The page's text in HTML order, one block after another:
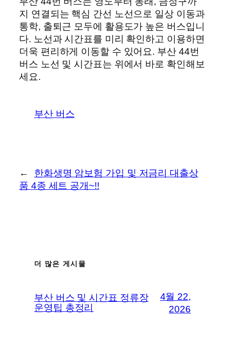
지 연결되는 핵심 간선 노선으로 일상 이동과
통학, 출퇴근 모두에 활용도가 높은 버스입니
다. 노선과 시간표를 미리 확인하고 이용하면
더욱 편리하게 이동할 수 있어요. 부산 44번
버스 노선 및 시간표는 위에서 바로 확인해보
세요.
부산 버스
←
한화생명 암보험 가입 및 저금리 대출상
품 4종 세트 공개~!!
더 많은 게시물
부산 버스 및 시간표 정류장
운영팁 총정리
4월 22,
2026